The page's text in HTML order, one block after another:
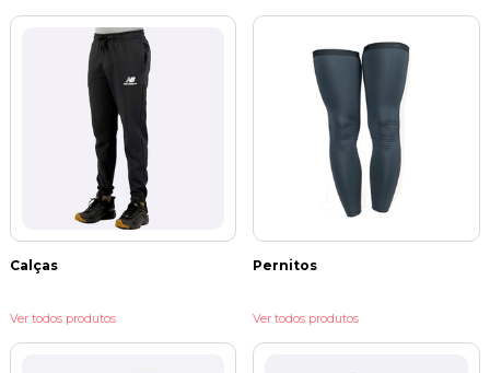
Calças
Ver todos produtos
Pernitos
Ver todos produtos